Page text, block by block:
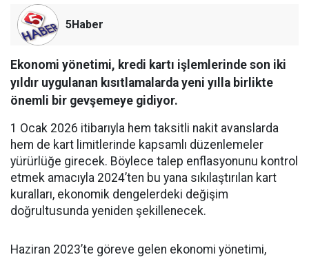
5Haber
Ekonomi yönetimi, kredi kartı işlemlerinde son iki
yıldır uygulanan kısıtlamalarda yeni yılla birlikte
önemli bir gevşemeye gidiyor.
1 Ocak 2026 itibarıyla hem taksitli nakit avanslarda
hem de kart limitlerinde kapsamlı düzenlemeler
yürürlüğe girecek. Böylece talep enflasyonunu kontrol
etmek amacıyla 2024’ten bu yana sıkılaştırılan kart
kuralları, ekonomik dengelerdeki değişim
doğrultusunda yeniden şekillenecek.
Haziran 2023’te göreve gelen ekonomi yönetimi,